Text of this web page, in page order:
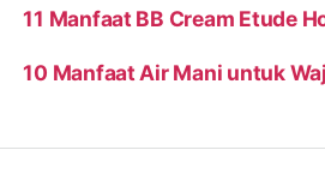
11 Manfaat BB Cream Etude
10 Manfaat Air Mani untuk